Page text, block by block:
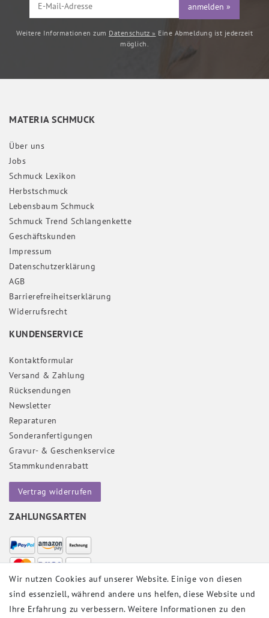
anmelden »
Weitere Informationen zum Datenschutz » Eine Abmeldung ist jederzeit
möglich.
MATERIA SCHMUCK
Über uns
Jobs
Schmuck Lexikon
Herbstschmuck
Lebensbaum Schmuck
Schmuck Trend Schlangenkette
Geschäftskunden
Impressum
Daten­schutz­erklärung
AGB
Barrierefreiheitserklärung
Widerrufs­recht
KUNDENSERVICE
Kontaktformular
Versand & Zahlung
Rücksendungen
Newsletter
Reparaturen
Sonderanfertigungen
Gravur- & Geschenkservice
Stammkundenrabatt
Vertrag widerrufen
ZAHLUNGSARTEN
VERSANDPARTNER
Wir nutzen Cookies auf unserer Website. Einige von diesen
sind essenziell, während andere uns helfen, diese Website und
Ihre Erfahrung zu verbessern. Weitere Informationen zu den